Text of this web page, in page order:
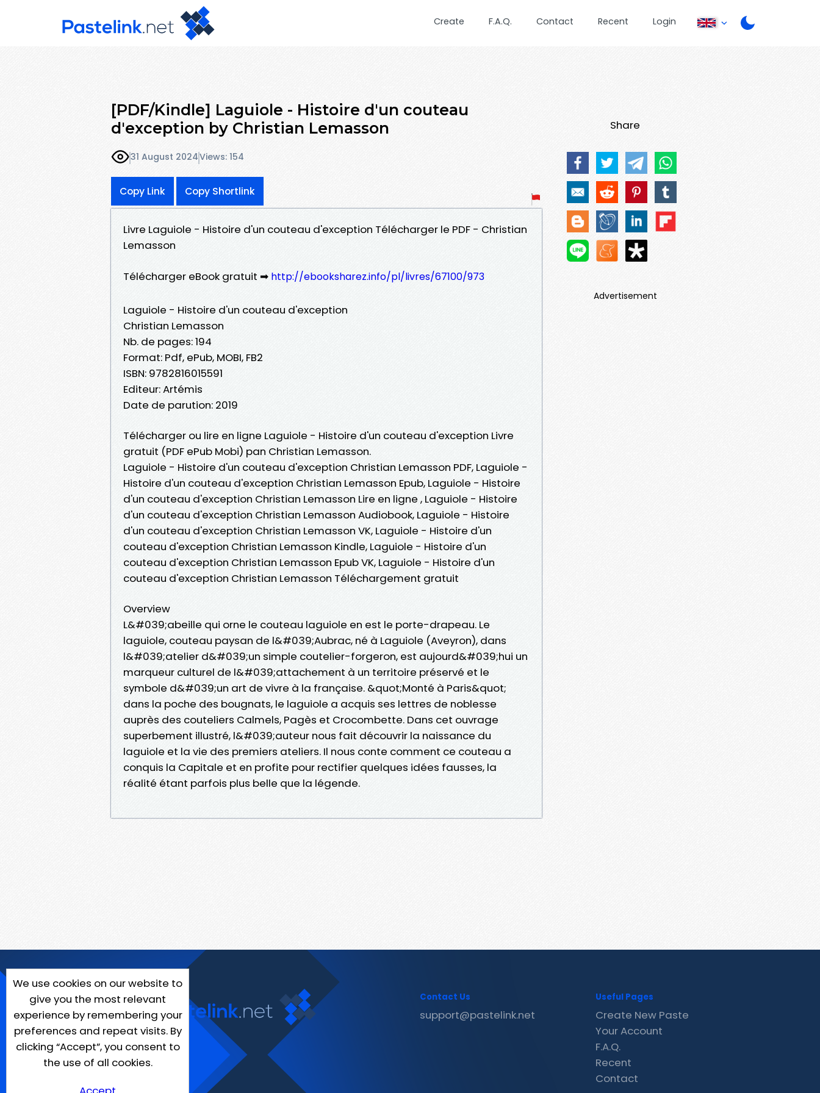
Create F.A.Q. Contact Recent Login
[PDF/Kindle] Laguiole - Histoire d'un couteau
d'exception by Christian Lemasson
31 August 2024Views: 154
Copy Link Copy Shortlink
Livre Laguiole - Histoire d'un couteau d'exception Télécharger le PDF - Christian
Lemasson
Télécharger eBook gratuit ➡ http://ebooksharez.info/pl/livres/67100/973
Laguiole - Histoire d'un couteau d'exception
Christian Lemasson
Nb. de pages: 194
Format: Pdf, ePub, MOBI, FB2
ISBN: 9782816015591
Editeur: Artémis
Date de parution: 2019
Télécharger ou lire en ligne Laguiole - Histoire d'un couteau d'exception Livre
gratuit (PDF ePub Mobi) pan Christian Lemasson.
Laguiole - Histoire d'un couteau d'exception Christian Lemasson PDF, Laguiole -
Histoire d'un couteau d'exception Christian Lemasson Epub, Laguiole - Histoire
d'un couteau d'exception Christian Lemasson Lire en ligne , Laguiole - Histoire
d'un couteau d'exception Christian Lemasson Audiobook, Laguiole - Histoire
d'un couteau d'exception Christian Lemasson VK, Laguiole - Histoire d'un
couteau d'exception Christian Lemasson Kindle, Laguiole - Histoire d'un
couteau d'exception Christian Lemasson Epub VK, Laguiole - Histoire d'un
couteau d'exception Christian Lemasson Téléchargement gratuit
Overview
L&#039;abeille qui orne le couteau laguiole en est le porte-drapeau. Le
laguiole, couteau paysan de l&#039;Aubrac, né à Laguiole (Aveyron), dans
l&#039;atelier d&#039;un simple coutelier-forgeron, est aujourd&#039;hui un
marqueur culturel de l&#039;attachement à un territoire préservé et le
symbole d&#039;un art de vivre à la française. &quot;Monté à Paris&quot;
dans la poche des bougnats, le laguiole a acquis ses lettres de noblesse
auprès des couteliers Calmels, Pagès et Crocombette. Dans cet ouvrage
superbement illustré, l&#039;auteur nous fait découvrir la naissance du
laguiole et la vie des premiers ateliers. Il nous conte comment ce couteau a
conquis la Capitale et en profite pour rectifier quelques idées fausses, la
réalité étant parfois plus belle que la légende.
Share
Advertisement
We use cookies on our website to
give you the most relevant
experience by remembering your
preferences and repeat visits. By
clicking “Accept”, you consent to
the use of all cookies.
Contact Us
support@pastelink.net
Useful Pages
Create New Paste
Your Account
F.A.Q.
Recent
Contact